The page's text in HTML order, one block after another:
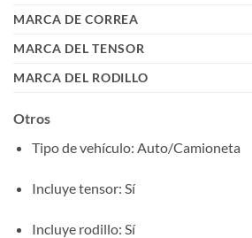
MARCA DE CORREA
MARCA DEL TENSOR
MARCA DEL RODILLO
Otros
Tipo de vehículo: Auto/Camioneta
Incluye tensor: Sí
Incluye rodillo: Sí